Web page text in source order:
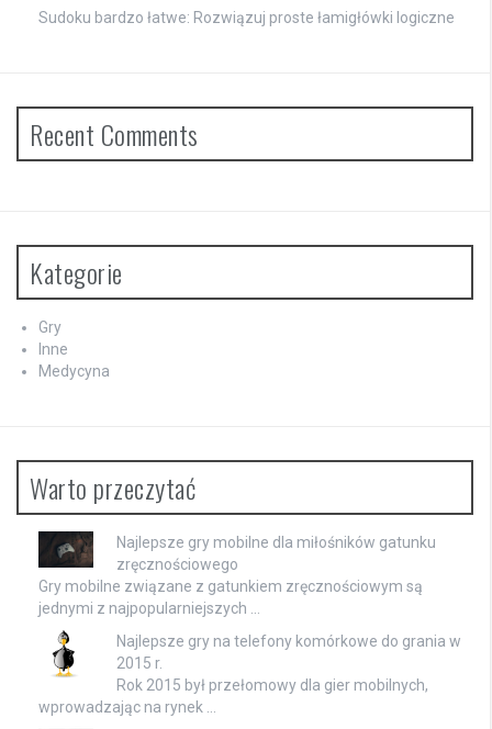
Sudoku bardzo łatwe: Rozwiązuj proste łamigłówki logiczne
Recent Comments
Kategorie
Gry
Inne
Medycyna
Warto przeczytać
Najlepsze gry mobilne dla miłośników gatunku
zręcznościowego
Gry mobilne związane z gatunkiem zręcznościowym są
jednymi z najpopularniejszych …
Najlepsze gry na telefony komórkowe do grania w
2015 r.
Rok 2015 był przełomowy dla gier mobilnych,
wprowadzając na rynek …